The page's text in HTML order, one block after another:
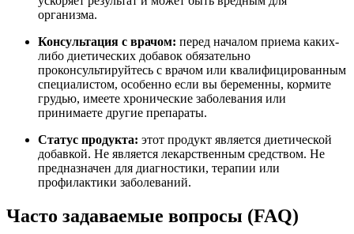
организма.
Консультация с врачом: перед началом приема каких-
либо диетических добавок обязательно
проконсультируйтесь с врачом или квалифицированным
специалистом, особенно если вы беременны, кормите
грудью, имеете хронические заболевания или
принимаете другие препараты.
Статус продукта: этот продукт является диетической
добавкой. Не является лекарственным средством. Не
предназначен для диагностики, терапии или
профилактики заболеваний.
Часто задаваемые вопросы (FAQ)